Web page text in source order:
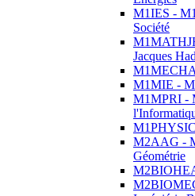
M1IES -
Société
Jacques
M1MIE -
M1MPRI -
M2AAG -
Géométrie